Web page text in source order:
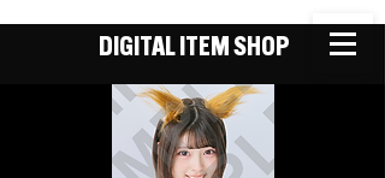
DIGITAL ITEM SHOP